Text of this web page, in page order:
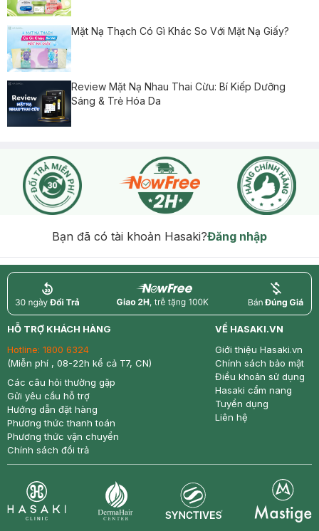
Mặt Nạ Thạch Có Gì Khác So Với Mặt Nạ Giấy?
Review Mặt Nạ Nhau Thai Cừu: Bí Kiếp Dưỡng
Sáng & Trẻ Hóa Da
Bạn đã có tài khoản Hasaki?Đăng nhập
return nowfree price
HỖ TRỢ KHÁCH HÀNG
Hotline: 1800 6324
(Miễn phí , 08-22h kể cả T7, CN)
Các câu hỏi thường gặp
Gửi yêu cầu hỗ trợ
Hướng dẫn đặt hàng
Phương thức thanh toán
Phương thức vận chuyển
Chính sách đổi trả
VỀ HASAKI.VN
Giới thiệu Hasaki.vn
Chính sách bảo mật
Điều khoản sử dụng
Hasaki cẩm nang
Tuyển dụng
Liên hệ